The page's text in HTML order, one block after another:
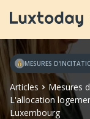
Articles
Mesures
L'allocation
Luxembourg
MESURES